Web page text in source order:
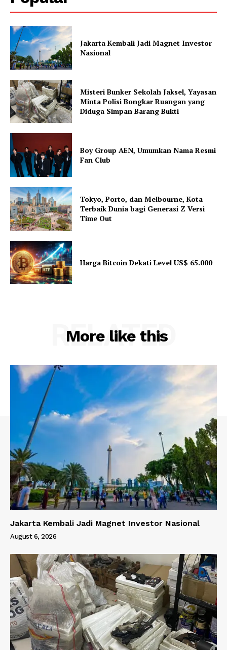
Jakarta Kembali Jadi Magnet Investor
Nasional
Misteri Bunker Sekolah Jaksel, Yayasan
Minta Polisi Bongkar Ruangan yang
Diduga Simpan Barang Bukti
Boy Group AEN, Umumkan Nama Resmi
Fan Club
Tokyo, Porto, dan Melbourne, Kota
Terbaik Dunia bagi Generasi Z Versi
Time Out
Harga Bitcoin Dekati Level US$ 65.000
More like this
RELATED
Jakarta Kembali Jadi Magnet Investor Nasional
August 6, 2026